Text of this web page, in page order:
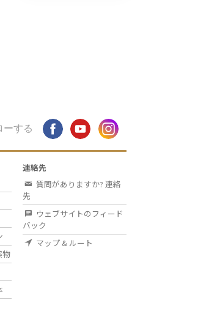
ーする
物
連絡先
質問がありますか? 連絡
先
ウェブサイトのフィード
バック
マップ & ルート